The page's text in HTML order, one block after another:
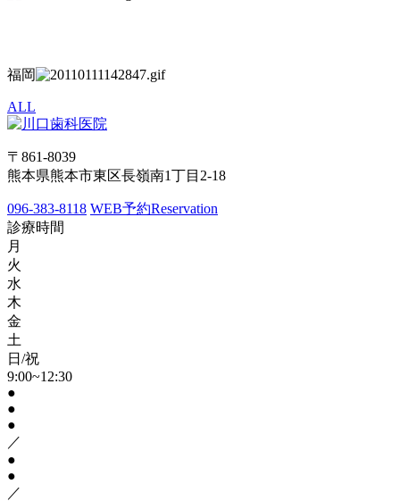
福岡
ALL
〒861-8039
熊本県熊本市東区長嶺南1丁目2-18
096-383-8118 WEB予約Reservation
診療時間
月
火
水
木
金
土
日/祝
9:00~12:30
●
●
●
／
●
●
／